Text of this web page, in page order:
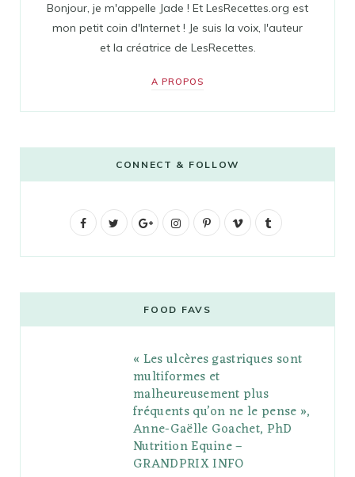
Bonjour, je m'appelle Jade ! Et LesRecettes.org est
mon petit coin d'Internet ! Je suis la voix, l'auteur
et la créatrice de LesRecettes.
A PROPOS
CONNECT & FOLLOW
F
b
t
G
g
l
e
P
l
s
I
t
a
g
r
a
m
P
e
r
e
s
V
o
l
r
FOOD FAVS
« Les ulcères gastriques sont
multiformes et
malheureusement plus
fréquents qu’on ne le pense »,
Anne-Gaëlle Goachet, PhD
Nutrition Equine –
GRANDPRIX INFO